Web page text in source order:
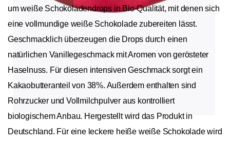
um weiße Schokoladendrops in Bio-Qualität, mit denen sich
eine vollmundige weiße Schokolade zubereiten lässt.
Geschmacklich überzeugen die Drops durch einen
natürlichen Vanillegeschmack mit Aromen von gerösteter
Haselnuss. Für diesen intensiven Geschmack sorgt ein
Kakaobutteranteil von 38%. Außerdem enthalten sind
Rohrzucker und Vollmilchpulver aus kontrolliert
biologischem Anbau. Hergestellt wird das Produkt in
Deutschland. Für eine leckere heiße weiße Schokolade wird